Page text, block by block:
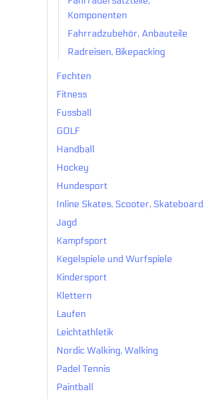
Komponenten
Fahrradzubehör, Anbauteile
Radreisen, Bikepacking
Fechten
Fitness
Fussball
GOLF
Handball
Hockey
Hundesport
Inline Skates, Scooter, Skateboard
Jagd
Kampfsport
Kegelspiele und Wurfspiele
Kindersport
Klettern
Laufen
Leichtathletik
Nordic Walking, Walking
Padel Tennis
Paintball